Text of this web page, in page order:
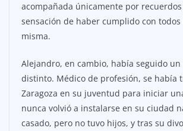
acompañada únicamente por
sensación de haber cumplido con todos
misma.
Alejandro, en cambio, había seguido un
distinto. Médico de profesión, se había
Zaragoza en su juventud para iniciar
nunca volvió a instalarse en su ciudad
casado, pero no tuvo hijos, y tras su